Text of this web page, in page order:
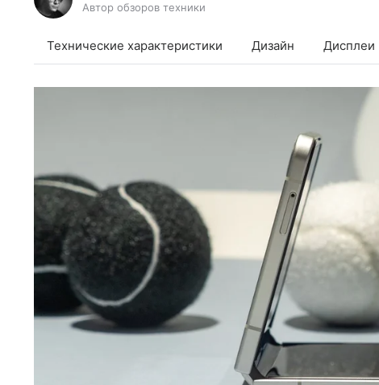
Автор обзоров техники
Технические характеристики Дизайн Дисплеи